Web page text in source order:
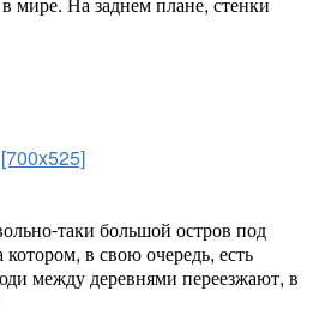
[700x525]
таки большой остров под
в свою очередь, есть
между деревнями переезжают, в